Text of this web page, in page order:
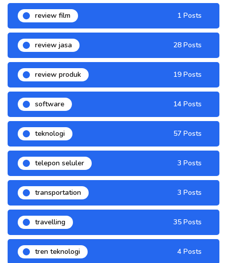
review film 1 Posts
review jasa 28 Posts
review produk 19 Posts
software 14 Posts
teknologi 57 Posts
telepon seluler 3 Posts
transportation 3 Posts
travelling 35 Posts
tren teknologi 4 Posts